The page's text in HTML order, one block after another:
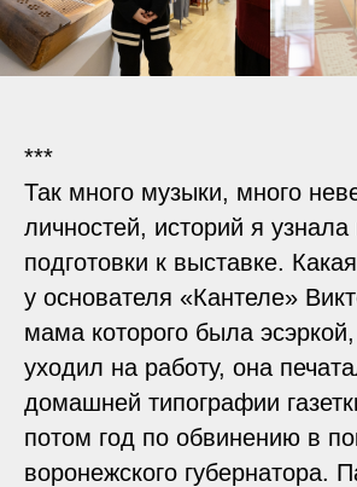
***
Так много музыки, много
личностей, историй я
подготовки к выставке.
у основателя «Кантеле»
мама которого была
уходил на работу, она
домашней типографии
потом год по обвинению в
воронежского губернатора.